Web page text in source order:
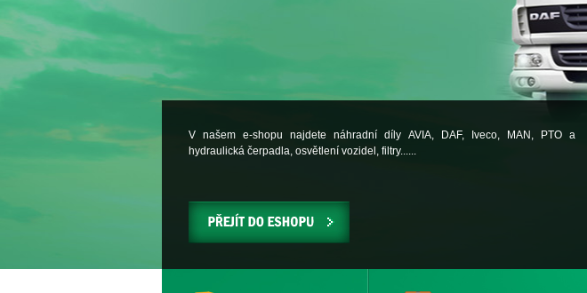
V našem e-shopu najdete náhradní díly AVIA, DAF, Iveco, MAN, PTO a
hydraulická čerpadla, osvětlení vozidel, filtry......